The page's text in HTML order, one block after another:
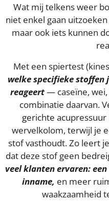
Wat mij telkens weer
niet enkel gaan
maar ook iets kunnen
Met een spiertest
welke specifieke
reageert— caseïne,
combinatie daarvan.
gerichte acupressuur
wervelkolom, terwijl je
stof vasthoudt. Zo leert
dat deze stof geen
veel klanten ervaren:
inname, en meer
waakzaamheid